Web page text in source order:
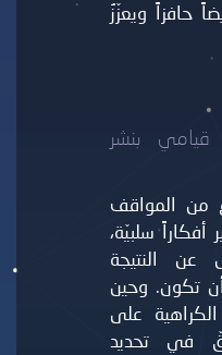
حافزاً ويعزّزُ
بنشر
من المواقف
أفكاراً سلبيّة،
عن النتيجة
أن تكون. وحين
على
في تحديد